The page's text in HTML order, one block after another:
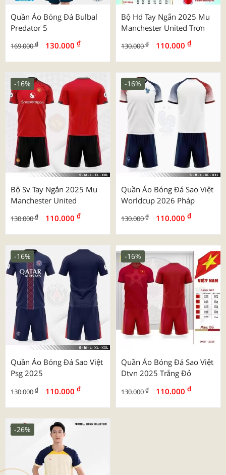
Quần Áo Bóng Đá Bulbal
Predator 5
169.000₫ 130.000 ₫
Bộ Hd Tay Ngắn 2025 Mu
Manchester United Trơn
130.000₫ 110.000 ₫
Bộ Sv Tay Ngắn 2025 Mu
Manchester United
130.000₫ 110.000 ₫
-16%
Quần Áo Bóng Đá Sao Việt
Worldcup 2026 Pháp
130.000₫ 110.000 ₫
-16%
Quần Áo Bóng Đá Sao Việt
Psg 2025
130.000₫ 110.000 ₫
-16%
Quần Áo Bóng Đá Sao Việt
Dtvn 2025 Trắng Đỏ
130.000₫ 110.000 ₫
-16%
-26%